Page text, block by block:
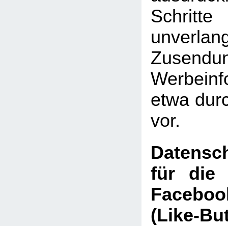
etwa
vor.
für die
(Like-